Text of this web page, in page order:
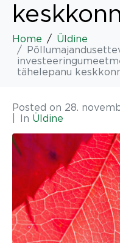
Home
Üldine
tähelepanu
Posted on 28.
In Üldine